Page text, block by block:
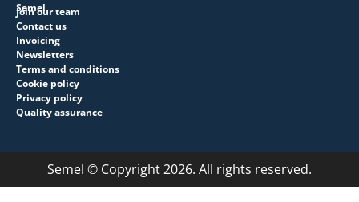
Semel
Join our team
Contact us
Invoicing
Newsletters
Terms and conditions
Cookie policy
Privacy policy
Quality assurance
Semel © Copyright 2026. All rights reserved.